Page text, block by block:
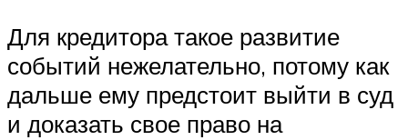
Для кредитора такое развитие
событий нежелательно, потому как
дальше ему предстоит выйти в суд
и доказать свое право на